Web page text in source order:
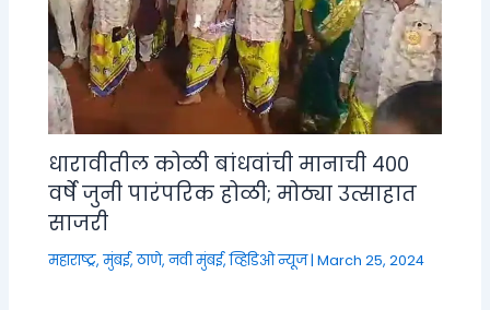
धारावीतील कोळी बांधवांची मानाची ४००
वर्षे जुनी पारंपरिक होळी; मोठ्या उत्साहात
साजरी
महाराष्ट्र,मुंबई, ठाणे, नवी मुंबई,व्हिडिओ न्यूज|March 25, 2024